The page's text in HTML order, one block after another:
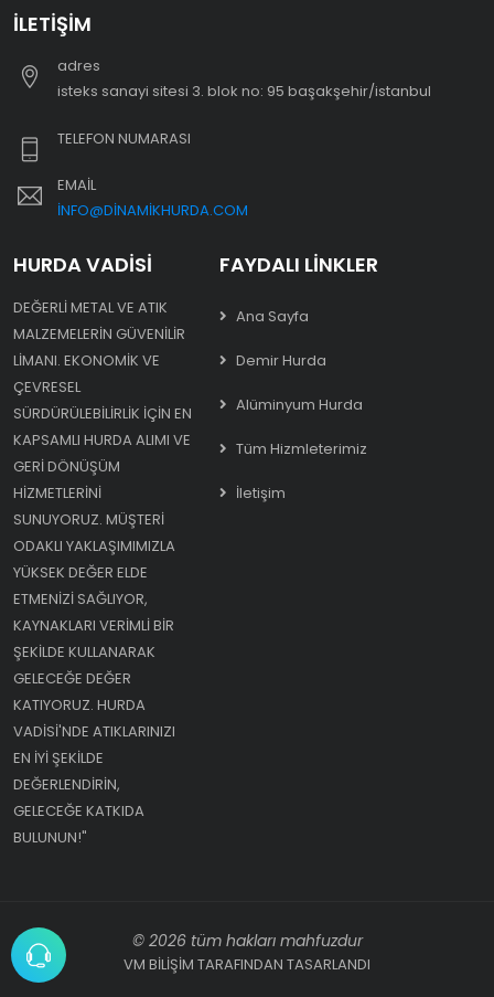
İLETIŞIM
adres
i̇steks sanayi sitesi 3. blok no: 95 başakşehir/i̇stanbul
TELEFON NUMARASI
EMAIL
INFO@DINAMIKHURDA.COM
HURDA VADISI
DEĞERLI METAL VE ATIK
MALZEMELERIN GÜVENILIR
LIMANI. EKONOMIK VE
ÇEVRESEL
SÜRDÜRÜLEBILIRLIK IÇIN EN
KAPSAMLI HURDA ALIMI VE
GERI DÖNÜŞÜM
HIZMETLERINI
SUNUYORUZ. MÜŞTERI
ODAKLI YAKLAŞIMIMIZLA
YÜKSEK DEĞER ELDE
ETMENIZI SAĞLIYOR,
KAYNAKLARI VERIMLI BIR
ŞEKILDE KULLANARAK
GELECEĞE DEĞER
KATIYORUZ. HURDA
VADISI'NDE ATIKLARINIZI
EN IYI ŞEKILDE
DEĞERLENDIRIN,
GELECEĞE KATKIDA
BULUNUN!"
FAYDALI LINKLER
Ana Sayfa
Demir Hurda
Alüminyum Hurda
Tüm Hizmleterimiz
İletişim
© 2026 tüm hakları mahfuzdur
VM BİLİŞİM TARAFINDAN TASARLANDI